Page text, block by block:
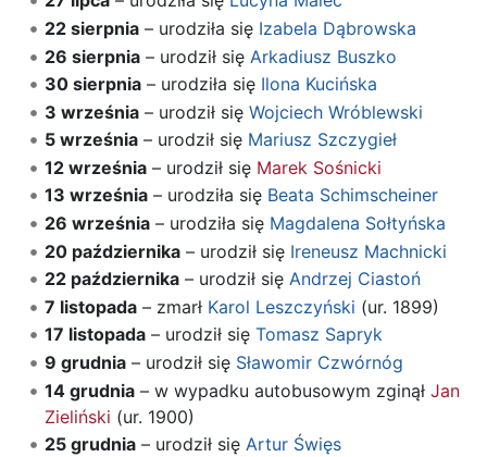
22 sierpnia– urodziła się Izabela Dąbrowska
26 sierpnia– urodził się Arkadiusz Buszko
30 sierpnia– urodziła się Ilona Kucińska
3 września– urodził się Wojciech Wróblewski
5 września– urodził się Mariusz Szczygieł
12 września– urodził się Marek Sośnicki
13 września– urodziła się Beata Schimscheiner
26 września– urodziła się Magdalena Sołtyńska
20 października– urodził się Ireneusz Machnicki
22 października– urodził się Andrzej Ciastoń
7 listopada– zmarł Karol Leszczyński (ur. 1899)
17 listopada– urodził się Tomasz Sapryk
9 grudnia– urodził się Sławomir Czwórnóg
14 grudnia– w wypadku autobusowym zginął Jan
Zieliński (ur. 1900)
25 grudnia– urodził się Artur Święs